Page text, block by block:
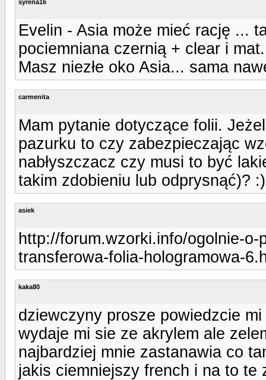
syrena16
Evelin - Asia może mieć rację ...
pociemniana czernią + clear i
Masz niezłe oko Asia... sama
carmenita
Mam pytanie dotyczące folii.
pazurku to czy zabezpieczając
nabłyszczacz czy musi to być
takim zdobieniu lub odprysnąć)? :)
asiek
http://forum.wzorki.info/ogolnie-
transferowa-folia-hologramowa-
kaka80
dziewczyny prosze powiedzcie
wydaje mi sie ze akrylem ale
najbardziej mnie zastanawia co
jakis ciemniejszy french i na to te